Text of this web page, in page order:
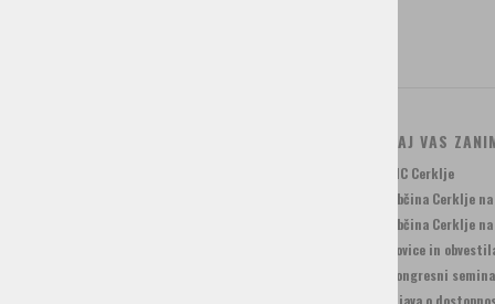
KAJ VAS
TIC Cerklje
Občina Cerklje
Občina Cerklje
Novice in
Kongresni
Izjava o